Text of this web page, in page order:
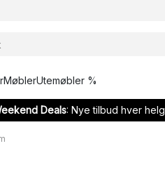
MøblerUtemøbler %
Deals: Nye tilbud hver helg